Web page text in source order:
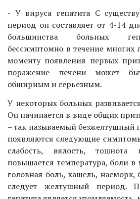
- У вируса гепатита С
период он составляет от 4-14
большинства больных
бессимптомно в течение многих
моменту появления первых
поражение печени может
обширным и серьезным.
У некоторых больных
Он начинается в виде общих
– так называемый безжелтушный
появляются следующие
слабость, вялость,
повышается температура, боли в
головная боль, кашель, насморк,
следует желтушный период.